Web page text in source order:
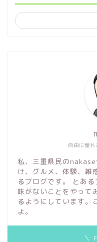
自由に憧
私、三重県民の
け、グルメ、体験、雑
るブログです。 とあ
味がないことをやって
るようにしています。
よ。
＼